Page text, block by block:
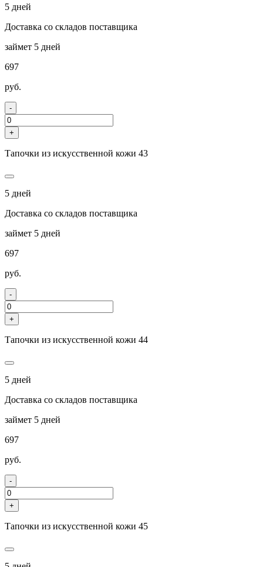
5 дней
Доставка со складов поставщика
займет 5 дней
697
руб.
-
+
Тапочки из искусственной кожи 43
5 дней
Доставка со складов поставщика
займет 5 дней
697
руб.
-
+
Тапочки из искусственной кожи 44
5 дней
Доставка со складов поставщика
займет 5 дней
697
руб.
-
+
Тапочки из искусственной кожи 45